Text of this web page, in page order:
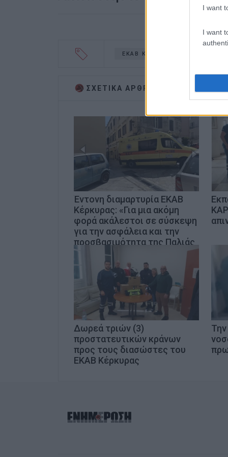
I want
I want
ΕΚΑΒ ΚΕΡΚΥΡΑΣ
ΣΧΕΤΙΚA AΡΘΡΑ
Έντονη διαμαρτυρία ΕΚΑΒ
Κέρκυρας: «Για μια ακόμη
φορά ακάλεστοι σε σύσκεψη
για την ασφάλεια και την
προσβασιμότητα της Παλιάς
Πόλης»
Δωρεά τριών (3)
προστατευτικών κράνων
προς τους διασώστες του
ΕΚΑΒ Κέρκυρας